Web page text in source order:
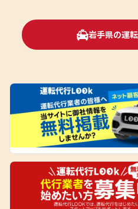
岩手県の運